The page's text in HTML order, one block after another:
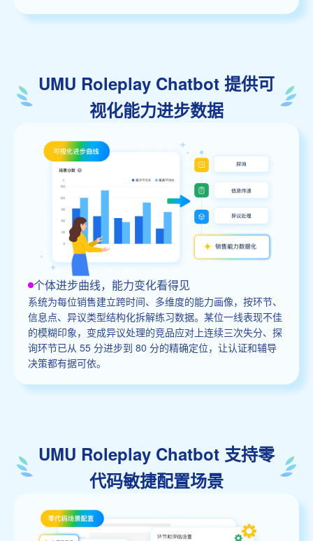
UMU Roleplay Chatbot 提供可
视化能力进步数据
个体进步曲线，能力变化看得见
系统为每位销售建立跨时间、多维度的能力画像，按环节、
信息点、异议类型结构化拆解练习数据。某位一线表现不佳
的模糊印象，变成异议处理的竞品应对上连续三次失分、探
询环节已从 55 分进步到 80 分的精确定位，让认证和辅导
决策都有据可依。
UMU Roleplay Chatbot 支持零
代码敏捷配置场景